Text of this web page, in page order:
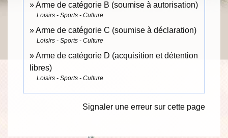
Arme de catégorie B (soumise à autorisation)
Loisirs - Sports - Culture
Arme de catégorie C (soumise à déclaration)
Loisirs - Sports - Culture
Arme de catégorie D (acquisition et détention
libres)
Loisirs - Sports - Culture
Signaler une erreur sur cette page